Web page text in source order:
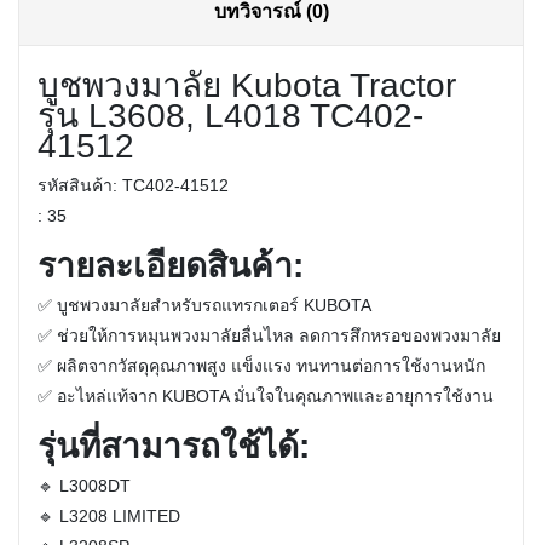
บทวิจารณ์ (0)
บูชพวงมาลัย Kubota Tractor
รุ่น L3608, L4018 TC402-
41512
รหัสสินค้า: TC402-41512
: 35
รายละเอียดสินค้า:
✅ บูชพวงมาลัยสำหรับรถแทรกเตอร์ KUBOTA
✅ ช่วยให้การหมุนพวงมาลัยลื่นไหล ลดการสึกหรอของพวงมาลัย
✅ ผลิตจากวัสดุคุณภาพสูง แข็งแรง ทนทานต่อการใช้งานหนัก
✅ อะไหล่แท้จาก KUBOTA มั่นใจในคุณภาพและอายุการใช้งาน
รุ่นที่สามารถใช้ได้:
🔹 L3008DT
🔹 L3208 LIMITED